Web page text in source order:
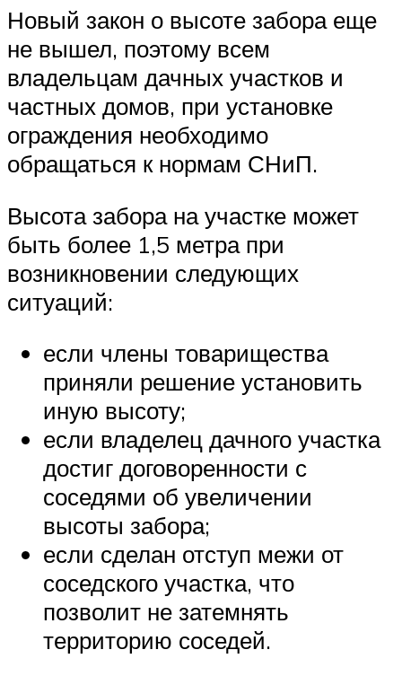
Новый закон о высоте забора еще
не вышел, поэтому всем
владельцам дачных участков и
частных домов, при установке
ограждения необходимо
обращаться к нормам СНиП.
Высота забора на участке может
быть более 1,5 метра при
возникновении следующих
ситуаций:
если члены товарищества
приняли решение установить
иную высоту;
если владелец дачного участка
достиг договоренности с
соседями об увеличении
высоты забора;
если сделан отступ межи от
соседского участка, что
позволит не затемнять
территорию соседей.